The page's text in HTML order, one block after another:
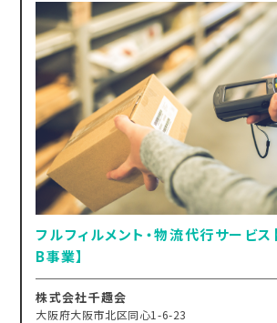
フルフィルメント・物流代行サービス
B事業】
株式会社千趣会
大阪府大阪市北区同心1-6-23